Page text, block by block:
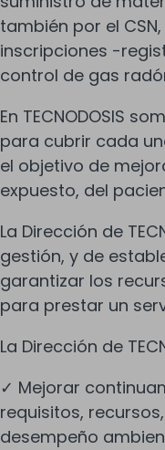
también por el
inscripciones -
control de gas
En TECNODOSIS
para cubrir cada
el objetivo de
expuesto, del
La Dirección de
gestión, y de
garantizar los
para prestar un
La Dirección de
✓ Mejorar
requisitos,
desempeño